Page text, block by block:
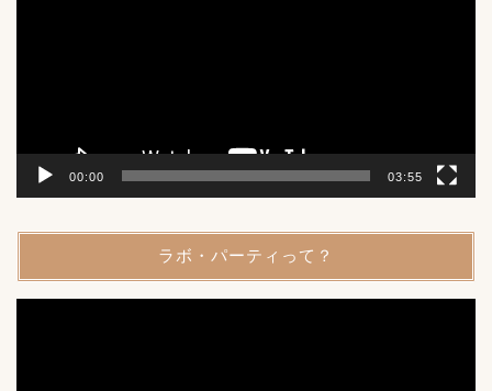
00:00 03:55
ラボ・パーティって？